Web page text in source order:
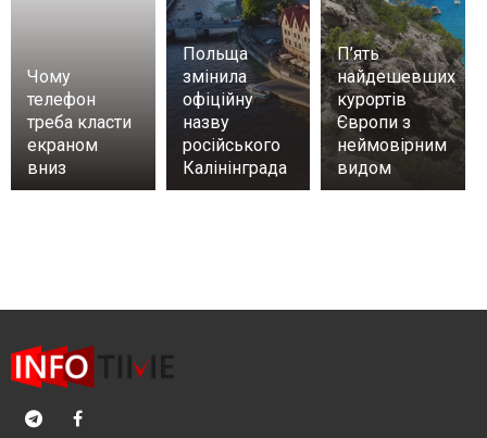
Чому
телефон
треба класти
екраном
вниз
Польща
змінила
офіційну
назву
російського
Калінінграда
П’ять
найдешевших
курортів
Європи з
неймовірним
видом